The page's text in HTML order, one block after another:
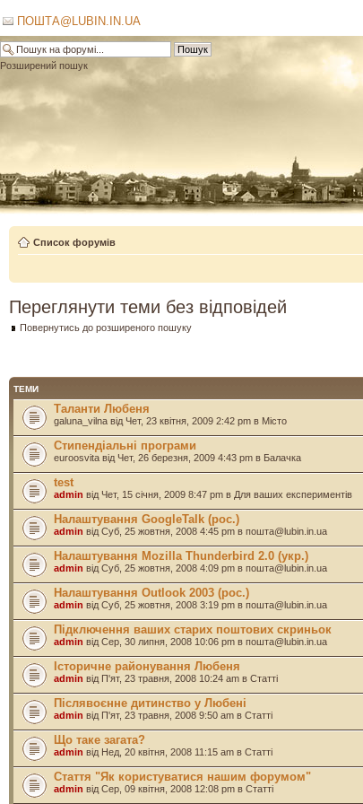
ПОШТА@LUBIN.IN.UA
Розширений пошук
Список форумів
Переглянути теми без відповідей
Повернутись до розширеного пошуку
ТЕМИ
Таланти Любеня
galuna_vilna від Чет, 23 квітня, 2009 2:42 pm в Місто
Стипендіальні програми
euroosvita від Чет, 26 березня, 2009 4:43 pm в Балачка
test
admin від Чет, 15 січня, 2009 8:47 pm в Для ваших експериментів
Налаштування GoogleTalk (рос.)
admin від Суб, 25 жовтня, 2008 4:45 pm в пошта@lubin.in.ua
Налаштування Mozilla Thunderbird 2.0 (укр.)
admin від Суб, 25 жовтня, 2008 4:09 pm в пошта@lubin.in.ua
Налаштування Outlook 2003 (рос.)
admin від Суб, 25 жовтня, 2008 3:19 pm в пошта@lubin.in.ua
Підключення ваших старих поштових скриньок
admin від Сер, 30 липня, 2008 10:06 pm в пошта@lubin.in.ua
Історичне районування Любеня
admin від П'ят, 23 травня, 2008 10:24 am в Статті
Післявоєнне дитинство у Любені
admin від П'ят, 23 травня, 2008 9:50 am в Статті
Що таке загата?
admin від Нед, 20 квітня, 2008 11:15 am в Статті
Стаття "Як користуватися нашим форумом"
admin від Сер, 09 квітня, 2008 12:08 pm в Статті